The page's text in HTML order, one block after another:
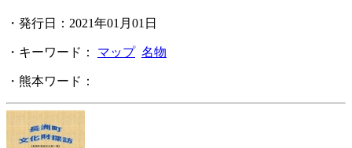
・発行日：2021年01月01日
・キーワード： マップ 名物
・熊本ワード：